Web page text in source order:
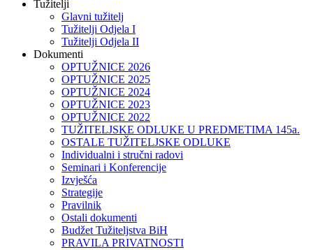
Tužitelji
Glavni tužitelj
Tužitelji Odjela I
Tužitelji Odjela II
Dokumenti
OPTUŽNICE 2026
OPTUŽNICE 2025
OPTUŽNICE 2024
OPTUŽNICE 2023
OPTUŽNICE 2022
TUŽITELJSKE ODLUKE U PREDMETIMA 145a.
OSTALE TUŽITELJSKE ODLUKE
Individualni i stručni radovi
Seminari i Konferencije
Izvješća
Strategije
Pravilnik
Ostali dokumenti
Budžet Tužiteljstva BiH
PRAVILA PRIVATNOSTI